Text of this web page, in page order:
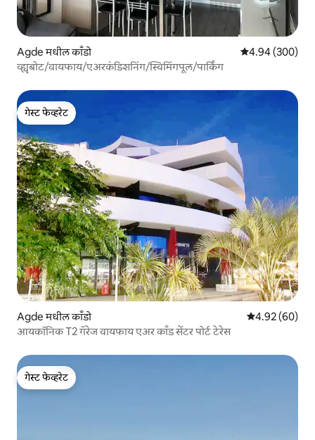
Agde मधील काँडो 5 पैकी 4.94
4.94 (300)
व्ह्यूबोट/वायफाय/एअरकंडिशनिंग/स्विमिंगपूल/पार्किंग
गेस्ट फेव्हरेट
गेस्ट फेव्हरेट
Agde मधील काँडो 5 पैकी 4.92
4.92 (60)
आयकॉनिक T2 गॅरेज वायफाय एअर काँड सेंटर पोर्ट टेरेस
गेस्ट फेव्हरेट
गेस्ट फेव्हरेट